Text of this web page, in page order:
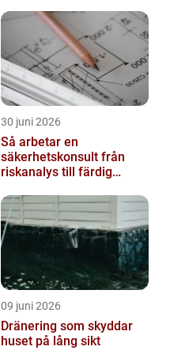
30 juni 2026
Så arbetar en
säkerhetskonsult från
riskanalys till färdig
09 juni 2026
Dränering som skyddar
huset på lång sikt